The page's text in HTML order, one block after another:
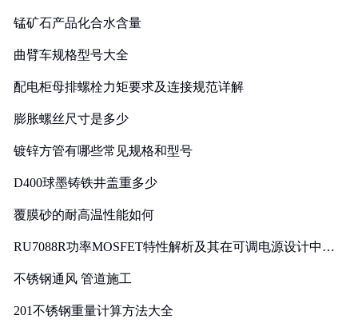
锰矿石产品化合水含量
曲臂车规格型号大全
配电柜母排螺栓力矩要求及连接规范详解
膨胀螺丝尺寸是多少
镀锌方管有哪些常见规格和型号
D400球墨铸铁井盖重多少
覆膜砂的耐高温性能如何
RU7088R功率MOSFET特性解析及其在可调电源设计中的
不锈钢通风 管道施工
201不锈钢重量计算方法大全